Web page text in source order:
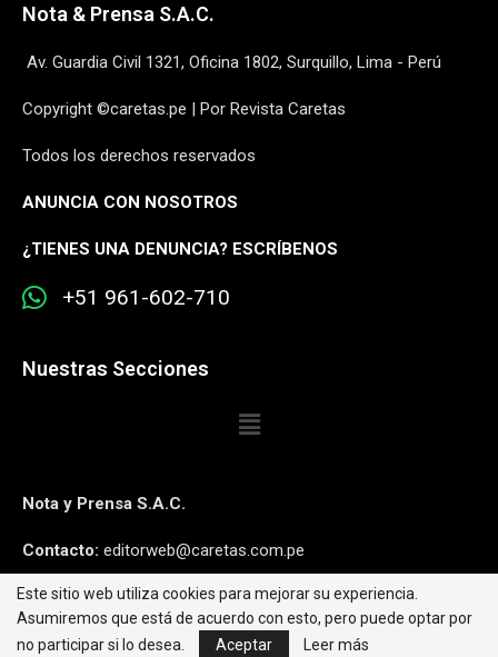
Nota & Prensa S.A.C.
Av. Guardia Civil 1321, Oficina 1802, Surquillo, Lima - Perú
Copyright ©caretas.pe | Por Revista Caretas
Todos los derechos reservados
ANUNCIA CON NOSOTROS
¿TIENES UNA DENUNCIA? ESCRÍBENOS
+51 961-602-710
Nuestras Secciones
Nota y Prensa S.A.C.
Contacto: editorweb@caretas.com.pe
Síguenos:
Este sitio web utiliza cookies para mejorar su experiencia.
Asumiremos que está de acuerdo con esto, pero puede optar por
no participar si lo desea.
Aceptar Leer más